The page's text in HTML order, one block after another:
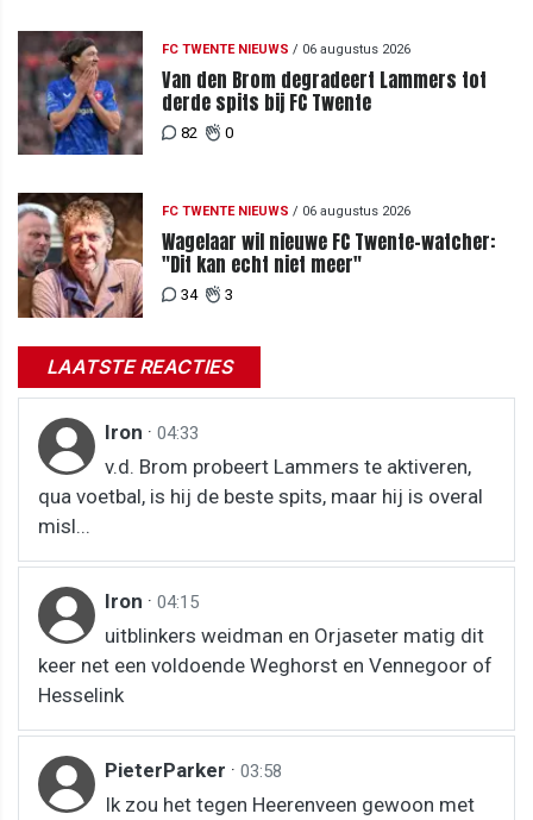
FC TWENTE NIEUWS / 06 augustus 2026
Van den Brom degradeert Lammers tot
derde spits bij FC Twente
82 0
FC TWENTE NIEUWS / 06 augustus 2026
Wagelaar wil nieuwe FC Twente-watcher:
"Dit kan echt niet meer"
34 3
LAATSTE REACTIES
Iron · 04:33
v.d. Brom probeert Lammers te aktiveren,
qua voetbal, is hij de beste spits, maar hij is overal
misl...
Iron · 04:15
uitblinkers weidman en Orjaseter matig dit
keer net een voldoende Weghorst en Vennegoor of
Hesselink
PieterParker · 03:58
Ik zou het tegen Heerenveen gewoon met